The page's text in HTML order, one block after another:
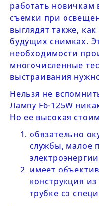
работать новичкам
съемки при
выглядят также,
будущих снимках.
необходимости
многочисленные
выстраивания
Нельзя не
Лампу F6-125W
Но ее высокая
обязательно
службы, малое
имеет
конструкция
трубке со